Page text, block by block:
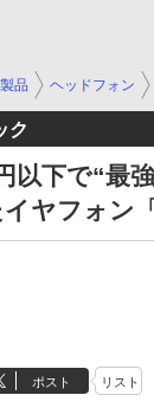
製品 ヘッドフォン
ク
以下で“最
ヤフォン
ポスト リスト